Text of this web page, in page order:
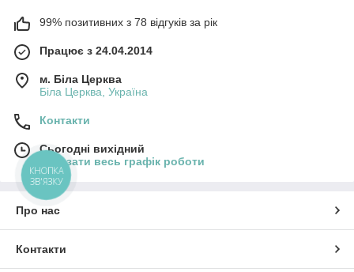
99% позитивних з 78 відгуків за рік
Працює з 24.04.2014
м. Біла Церква
Біла Церква, Україна
Контакти
Сьогодні вихідний
Показати весь графік роботи
Про нас
Контакти
КНОПКА
ЗВ'ЯЗКУ